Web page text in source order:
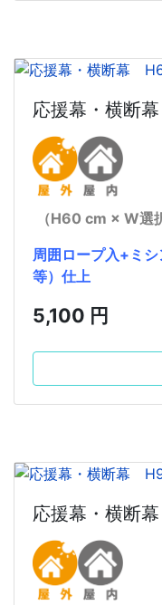
応援幕・横断
（H60 cm × W選
周囲ロープ入+ミ
等）仕上
5,100 円
応援幕・横断